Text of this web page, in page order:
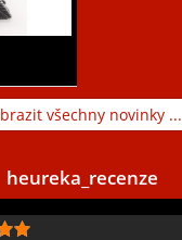
všechny novinky ...
heureka_recenze